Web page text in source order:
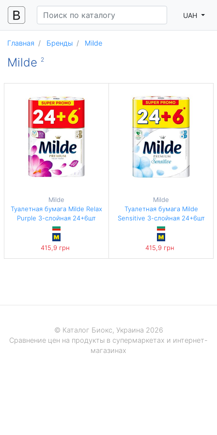
UAH
Главная Бренды Milde
Milde 2
Milde
Туалетная бумага Milde Relax
Purple 3-слойная 24+6шт
415,9 грн
Milde
Туалетная бумага Milde
Sensitive 3-слойная 24+6шт
415,9 грн
© Каталог Биокс, Украина 2026
Сравнение цен на продукты в супермаркетах и интернет-
магазинах